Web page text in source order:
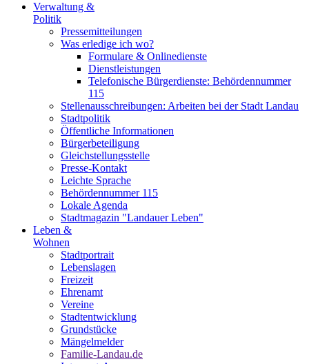
Verwaltung &
Politik
Pressemitteilungen
Was erledige ich wo?
Formulare & Onlinedienste
Dienstleistungen
Telefonische Bürgerdienste: Behördennummer
115
Stellenausschreibungen: Arbeiten bei der Stadt Landau
Stadtpolitik
Öffentliche Informationen
Bürgerbeteiligung
Gleichstellungsstelle
Presse-Kontakt
Leichte Sprache
Behördennummer 115
Lokale Agenda
Stadtmagazin "Landauer Leben"
Leben &
Wohnen
Stadtportrait
Lebenslagen
Freizeit
Ehrenamt
Vereine
Stadtentwicklung
Grundstücke
Mängelmelder
Familie-Landau.de